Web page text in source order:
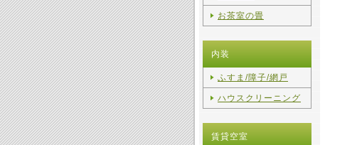
お茶室の畳
内装
ふすま/障子/網戸
ハウスクリーニング
賃貸空室